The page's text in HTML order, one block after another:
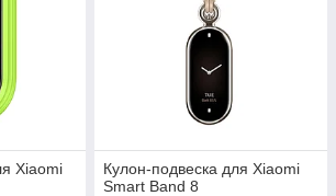
Xiaomi
Кулон-подвеска для Xiaomi
Smart Band 8